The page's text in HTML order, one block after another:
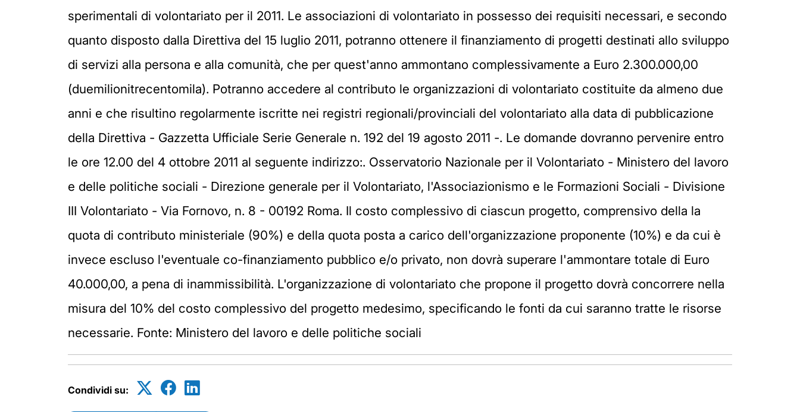
sperimentali di volontariato per il 2011. Le associazioni di volontariato in possesso dei requisiti necessari, e secondo
quanto disposto dalla Direttiva del 15 luglio 2011, potranno ottenere il finanziamento di progetti destinati allo sviluppo
di servizi alla persona e alla comunità, che per quest'anno ammontano complessivamente a Euro 2.300.000,00
(duemilionitrecentomila). Potranno accedere al contributo le organizzazioni di volontariato costituite da almeno due
anni e che risultino regolarmente iscritte nei registri regionali/provinciali del volontariato alla data di pubblicazione
della Direttiva - Gazzetta Ufficiale Serie Generale n. 192 del 19 agosto 2011 -. Le domande dovranno pervenire entro
le ore 12.00 del 4 ottobre 2011 al seguente indirizzo:. Osservatorio Nazionale per il Volontariato - Ministero del lavoro
e delle politiche sociali - Direzione generale per il Volontariato, l'Associazionismo e le Formazioni Sociali - Divisione
III Volontariato - Via Fornovo, n. 8 - 00192 Roma. Il costo complessivo di ciascun progetto, comprensivo della la
quota di contributo ministeriale (90%) e della quota posta a carico dell'organizzazione proponente (10%) e da cui è
invece escluso l'eventuale co-finanziamento pubblico e/o privato, non dovrà superare l'ammontare totale di Euro
40.000,00, a pena di inammissibilità. L'organizzazione di volontariato che propone il progetto dovrà concorrere nella
misura del 10% del costo complessivo del progetto medesimo, specificando le fonti da cui saranno tratte le risorse
necessarie. Fonte: Ministero del lavoro e delle politiche sociali
Condividi su: